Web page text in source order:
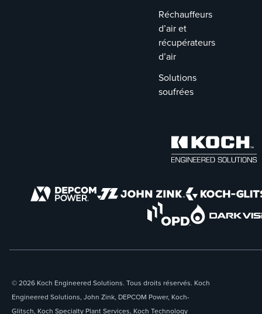
Réchauffeurs
d’air et
récupérateurs
d’air
Solutions
soufrées
© 2026 Koch Engineered Solutions. Tous droits réservés. Koch
Engineered Solutions, John Zink, DEPCOM Power, Koch-
Glitsch, Koch Specialty Plant Services, Koch Technology